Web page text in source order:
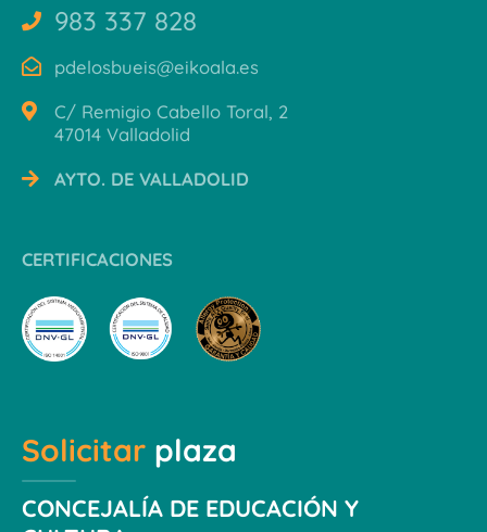
983 337 828
pdelosbueis@eikoala.es
C/ Remigio Cabello Toral, 2
47014 Valladolid
AYTO. DE VALLADOLID
CERTIFICACIONES
Solicitar plaza
CONCEJALÍA DE EDUCACIÓN Y